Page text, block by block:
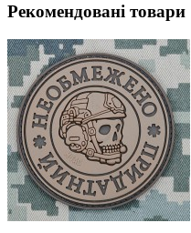
Рекомендовані товари